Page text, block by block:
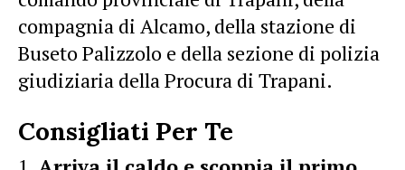
compagnia di Alcamo, della stazione di
Buseto Palizzolo e della sezione di polizia
giudiziaria della Procura di Trapani.
Consigliati Per Te